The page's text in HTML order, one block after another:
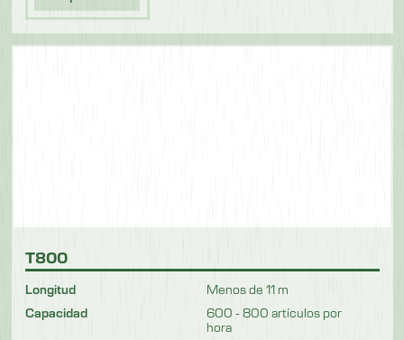
T800
Longitud
Menos de 11 m
Capacidad
600 - 800 artículos por
hora